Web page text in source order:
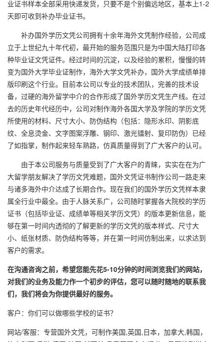
业证书样本全部采用快递发货，只要不是个别偏远地区，基本上1-2
天即可收到补办毕业证书。
补办国外学历文凭公司拥有十余年海外文凭制作经验，公司成
立于上世纪九十年代初，最开始的服务范围只是为中国大陆打印各
种毕业证文凭证件。经过时间的沉淀，以及经验的累积，慢慢的转
变为国外大学毕业证制作，海外大学文凭补办，国外大学成绩单排
版印刷这个行业。目前本公司以专业的技术团队，完善的技术设
备，过硬的海外留学中介的合作形成了国外学历文凭生产线。在过
去的历史年代经历中，公司对制作海外各国大学及学院的学历文凭
所使用的材料、尺寸大小、防伪结构（包括：隐形水印、阴影底
纹、全息烫金、文字图案浮雕、钢印、激光镭射、复印防伪）已经
了如指掌，制作起来轻车熟路，仿真质量得到了广大客户的认可。
由于本公司服务与质量受到了广大客户的青睐，实实在在为广
大留学朋友解决了学历文凭难题，国外文凭证书制作公司一路走来
与诸多海外中介达成了长期合作。现在我们的国外学历文凭样本隶
属全行业中最全。由于人脉关系广，公司随时掌握各大院校的学历
证书（包括毕业证、成绩单等相关学历文凭）的版本更新信息，能
够在第一时间内透彻的了解更新的学历文凭的版本样式、尺寸大
小、纸张材质、防伪结构等等，并在第一时间仿制出来，以求达到
客户的需求。
在沟通咨询之前，希望您能先花5-10分钟的时间浏览我们的网站，
对我们的业务及能力作一个初步的评估，您可以随时随地的联系我
们，我们将会为你提供最好的服务。
客户：你们可以做哪些学校的证书？
网站/客服：专营国外文凭，可制作美国,英国,日本，加拿大,韩国，